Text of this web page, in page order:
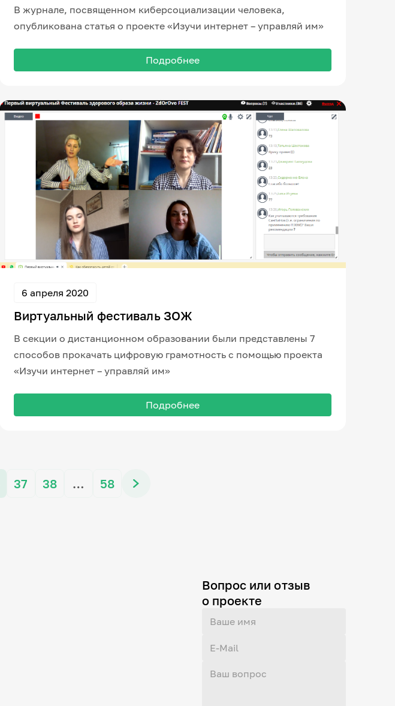
В журнале, посвященном киберсоциализации человека,
опубликована статья о проекте «Изучи интернет – управляй им»
Подробнее
6 апреля 2020
Виртуальный фестиваль ЗОЖ
В секции о дистанционном образовании были представлены 7
способов прокачать цифровую грамотность с помощью проекта
«Изучи интернет – управляй им»
Подробнее
37 38 … 58
Вопрос или отзыв
о проекте